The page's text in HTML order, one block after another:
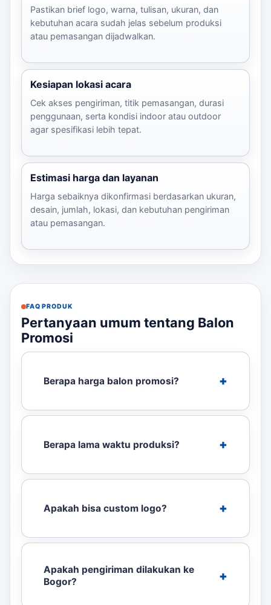
Pastikan brief logo, warna, tulisan, ukuran, dan
kebutuhan acara sudah jelas sebelum produksi
atau pemasangan dijadwalkan.
Kesiapan lokasi acara
Cek akses pengiriman, titik pemasangan, durasi
penggunaan, serta kondisi indoor atau outdoor
agar spesifikasi lebih tepat.
Estimasi harga dan layanan
Harga sebaiknya dikonfirmasi berdasarkan ukuran,
desain, jumlah, lokasi, dan kebutuhan pengiriman
atau pemasangan.
FAQ PRODUK
Pertanyaan umum tentang Balon
Promosi
Berapa harga balon promosi?
Berapa lama waktu produksi?
Apakah bisa custom logo?
Apakah pengiriman dilakukan ke
Bogor?